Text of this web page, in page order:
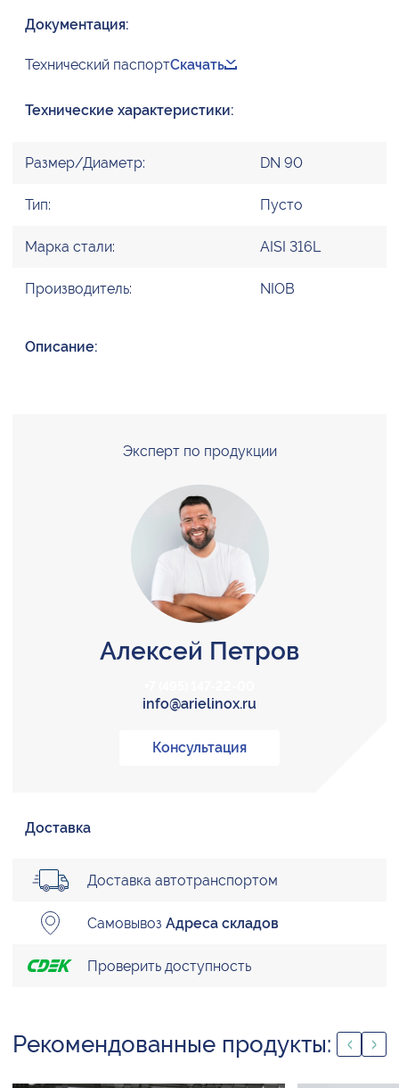
Документация:
Технический паспортСкачать
Технические характеристики:
Размер/Диаметр: DN 90
Тип: Пусто
Марка стали: AISI 316L
Производитель: NIOB
Описание:
Эксперт по продукции
Алексей Петров
info@arielinox.ru
Консультация
Доставка
Доставка автотранспортом
Самовывоз Адреса складов
Проверить доступность
Рекомендованные продукты: